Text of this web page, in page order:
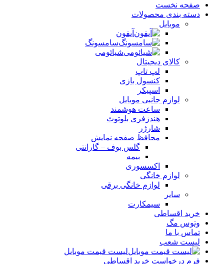
صفحه نخست
دسته بندی محصولات
موبایل
آیفون
سامسونگ
شیائومی
کالای دیجیتال
لپ تاپ
کنسول بازی
اسپیکر
لوازم جانبی موبایل
ساعت هوشمند
هندزفری بلوتوث
شارژر
محافظ صفحه نمایش
گلس بوف – گارانتی
بیمه
اکسسوری
لوازم خانگی
لوازم خانگی برقی
سایر
سیمکارت
خرید اقساطی
وتوس مگ
تماس با ما
لیست شعب
لیست قیمت موبایل
فرم درخواست خرید اقساطی